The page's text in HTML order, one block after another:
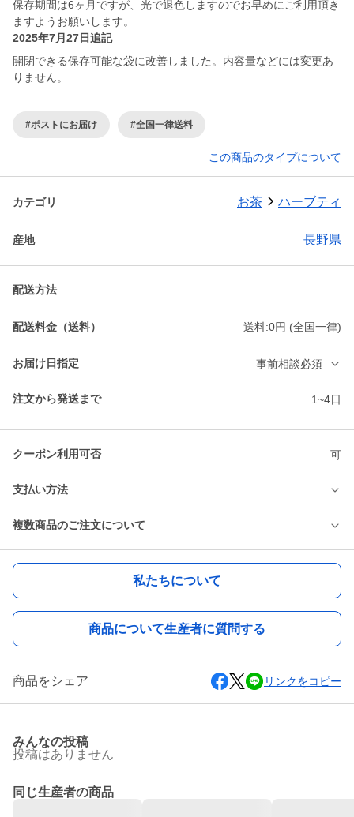
保存期間は6ヶ月ですが、光で退色しますのでお早めにご利用頂き
ますようお願いします。
2025年7月27日追記
開閉できる保存可能な袋に改善しました。内容量などには変更あ
りません。
#ポストにお届け #全国一律送料
この商品のタイプについて
カテゴリ お茶 ハーブティ
産地 長野県
配送方法
配送料金（送料） 送料:0円 (全国一律)
お届け日指定 事前相談必須
注文から発送まで 1~4日
クーポン利用可否 可
支払い方法
複数商品のご注文について
私たちについて
商品について生産者に質問する
商品をシェア リンクをコピー
みんなの投稿
投稿はありません
同じ生産者の商品